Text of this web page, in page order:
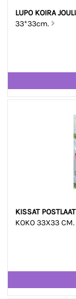
LUPO KOIRA
33*33cm.
KISSAT
KOKO 33X33 CM.